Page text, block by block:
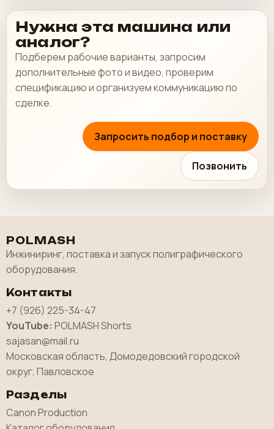
Нужна эта машина или
аналог?
Подберем рабочие варианты, запросим
дополнительные фото и видео, проверим
спецификацию и организуем коммуникацию по
сделке.
Запросить подбор и поставку
Позвонить
POLMASH
Инжиниринг, поставка и запуск полиграфического
оборудования.
Контакты
+7 (926) 225-34-47
YouTube: POLMASH Shorts
sajasan@mail.ru
Московская область, Домодедовский городской
округ, Павловское
Разделы
Canon Production